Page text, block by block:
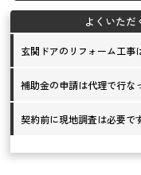
玄関ドアのリフォーム工事
補助金の申請は代理で行な
契約前に現地調査は必要で